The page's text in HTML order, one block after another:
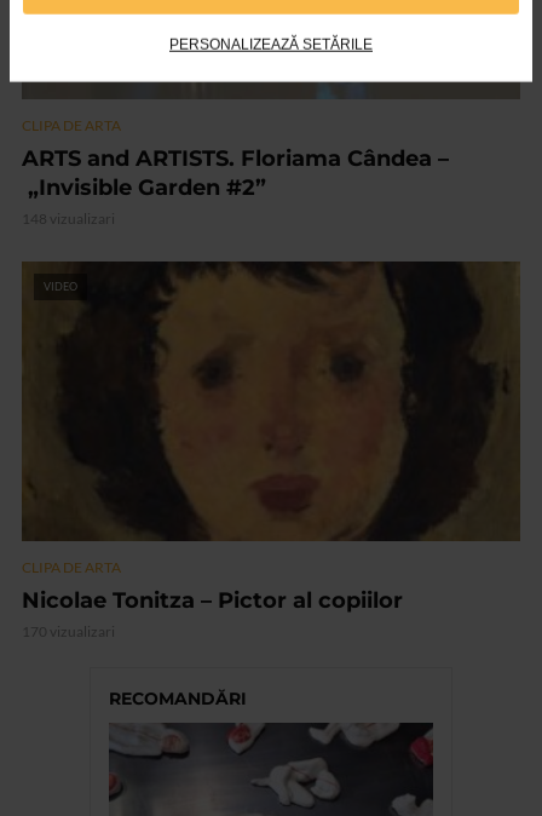
PERSONALIZEAZĂ SETĂRILE
CLIPA DE ARTA
ARTS and ARTISTS. Floriama Cândea –
„Invisible Garden #2”
148 vizualizari
VIDEO
CLIPA DE ARTA
Nicolae Tonitza – Pictor al copiilor
170 vizualizari
RECOMANDĂRI